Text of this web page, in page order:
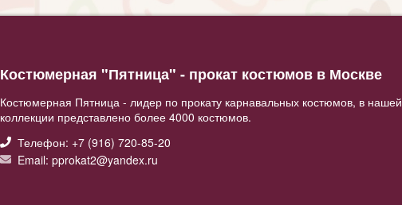
Костюмерная "Пятница" - прокат костюмов в Москве
Костюмерная Пятница - лидер по прокату карнавальных костюмов, в нашей
коллекции представлено более 4000 костюмов.
Телефон: +7 (916) 720-85-20
Email: pprokat2@yandex.ru